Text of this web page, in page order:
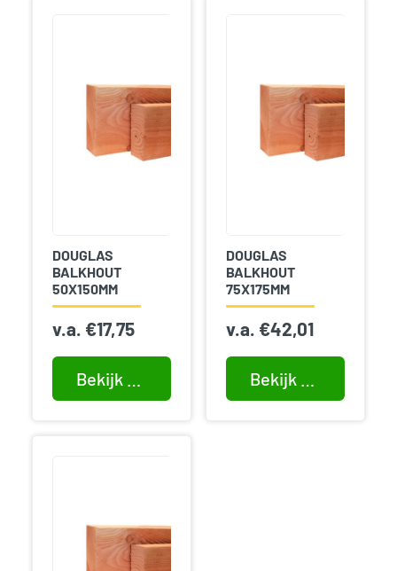
DOUGLAS
BALKHOUT
50X150MM
v.a. €17,75
Bekijk product
DOUGLAS
BALKHOUT
75X175MM
v.a. €42,01
Bekijk product